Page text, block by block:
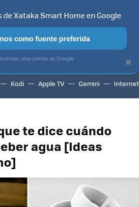
SMART TV SELECCIÓN
Kodi Apple TV Gemini Internet
te dice cuándo
agua [Ideas
×
de Xataka Smart Home en Google
como fuente preferida
una cuenta de Google